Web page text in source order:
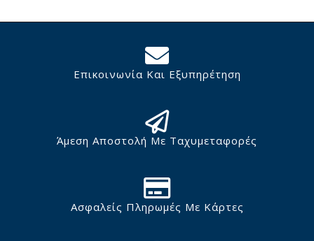
Επικοινωνία Και Εξυπηρέτηση
Άμεση Αποστολή Με Ταχυμεταφορές
Ασφαλείς Πληρωμές Με Κάρτες